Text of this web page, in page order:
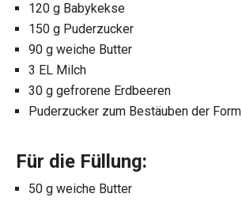
120 g Babykekse
150 g Puderzucker
90 g weiche Butter
3 EL Milch
30 g gefrorene Erdbeeren
Puderzucker zum Bestäuben der Form
Für die Füllung:
50 g weiche Butter